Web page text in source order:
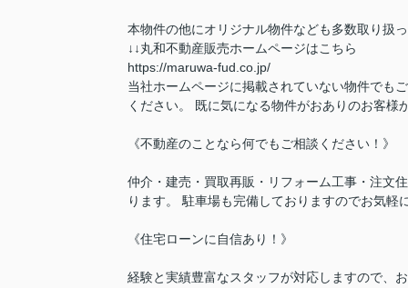
本物件の他にオリジナル物件なども多数取り扱
↓↓丸和不動産販売ホームページはこちら
https://maruwa-fud.co.jp/
当社ホームページに掲載されていない物件でも
ください。 既に気になる物件がおありのお客様
《不動産のことなら何でもご相談ください！》
仲介・建売・買取再販・リフォーム工事・注文
ります。 駐車場も完備しておりますのでお気軽
《住宅ローンに自信あり！》
経験と実績豊富なスタッフが対応しますので、